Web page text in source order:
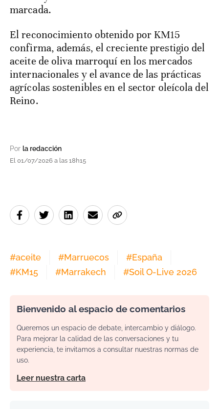
marcada.
El reconocimiento obtenido por KM15
confirma, además, el creciente prestigio del
aceite de oliva marroquí en los mercados
internacionales y el avance de las prácticas
agrícolas sostenibles en el sector oleícola del
Reino.
Por la redacción
El 01/07/2026 a las 18h15
#aceite #Marruecos #España
#KM15 #Marrakech #Soil O-Live 2026
Bienvenido al espacio de comentarios
Queremos un espacio de debate, intercambio y diálogo.
Para mejorar la calidad de las conversaciones y tu
experiencia, te invitamos a consultar nuestras normas de
uso.
Leer nuestra carta